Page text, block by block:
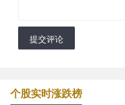
提交评论
个股实时涨跌榜